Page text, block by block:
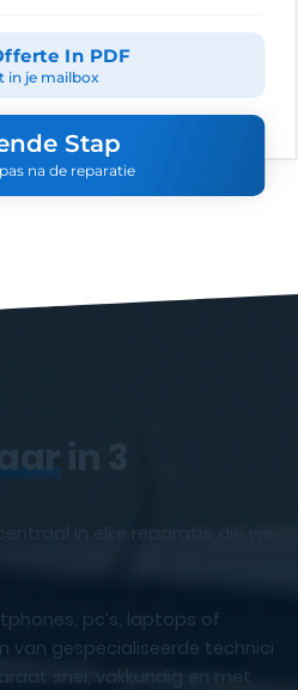
In PDF
in je mailbox
Stap
na de reparatie
pc’s, laptops of
van gespecialiseerde technici
snel, vakkundig en met